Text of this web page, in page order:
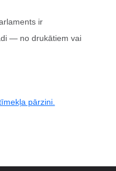
ir
— no drukātiem vai
pārzini.